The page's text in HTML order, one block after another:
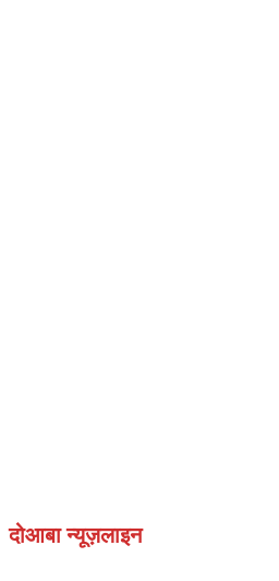
दोआबा न्यूज़लाइन